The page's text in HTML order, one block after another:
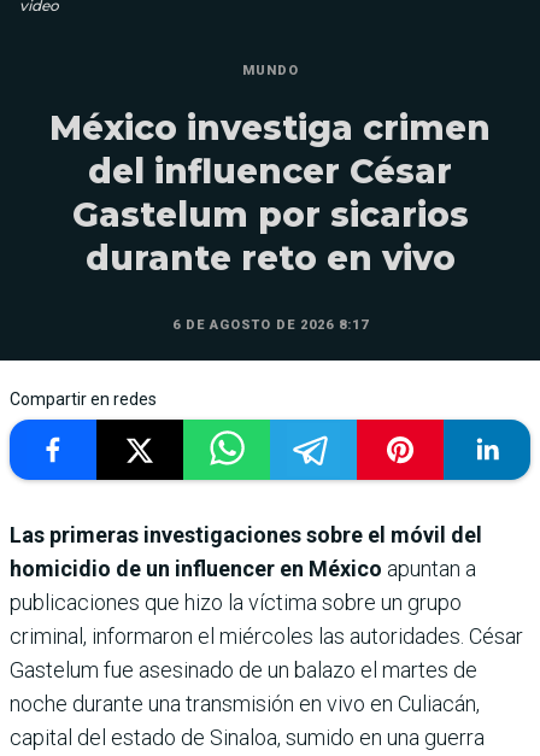
video
MUNDO
México investiga crimen
del influencer César
Gastelum por sicarios
durante reto en vivo
6 DE AGOSTO DE 2026 8:17
Compartir en redes
Las primeras investigaciones sobre el móvil del
homicidio de un influencer en México apuntan a
publicaciones que hizo la víctima sobre un grupo
criminal, informaron el miércoles las autoridades. César
Gastelum fue asesinado de un balazo el martes de
noche durante una transmisión en vivo en Culiacán,
capital del estado de Sinaloa, sumido en una guerra